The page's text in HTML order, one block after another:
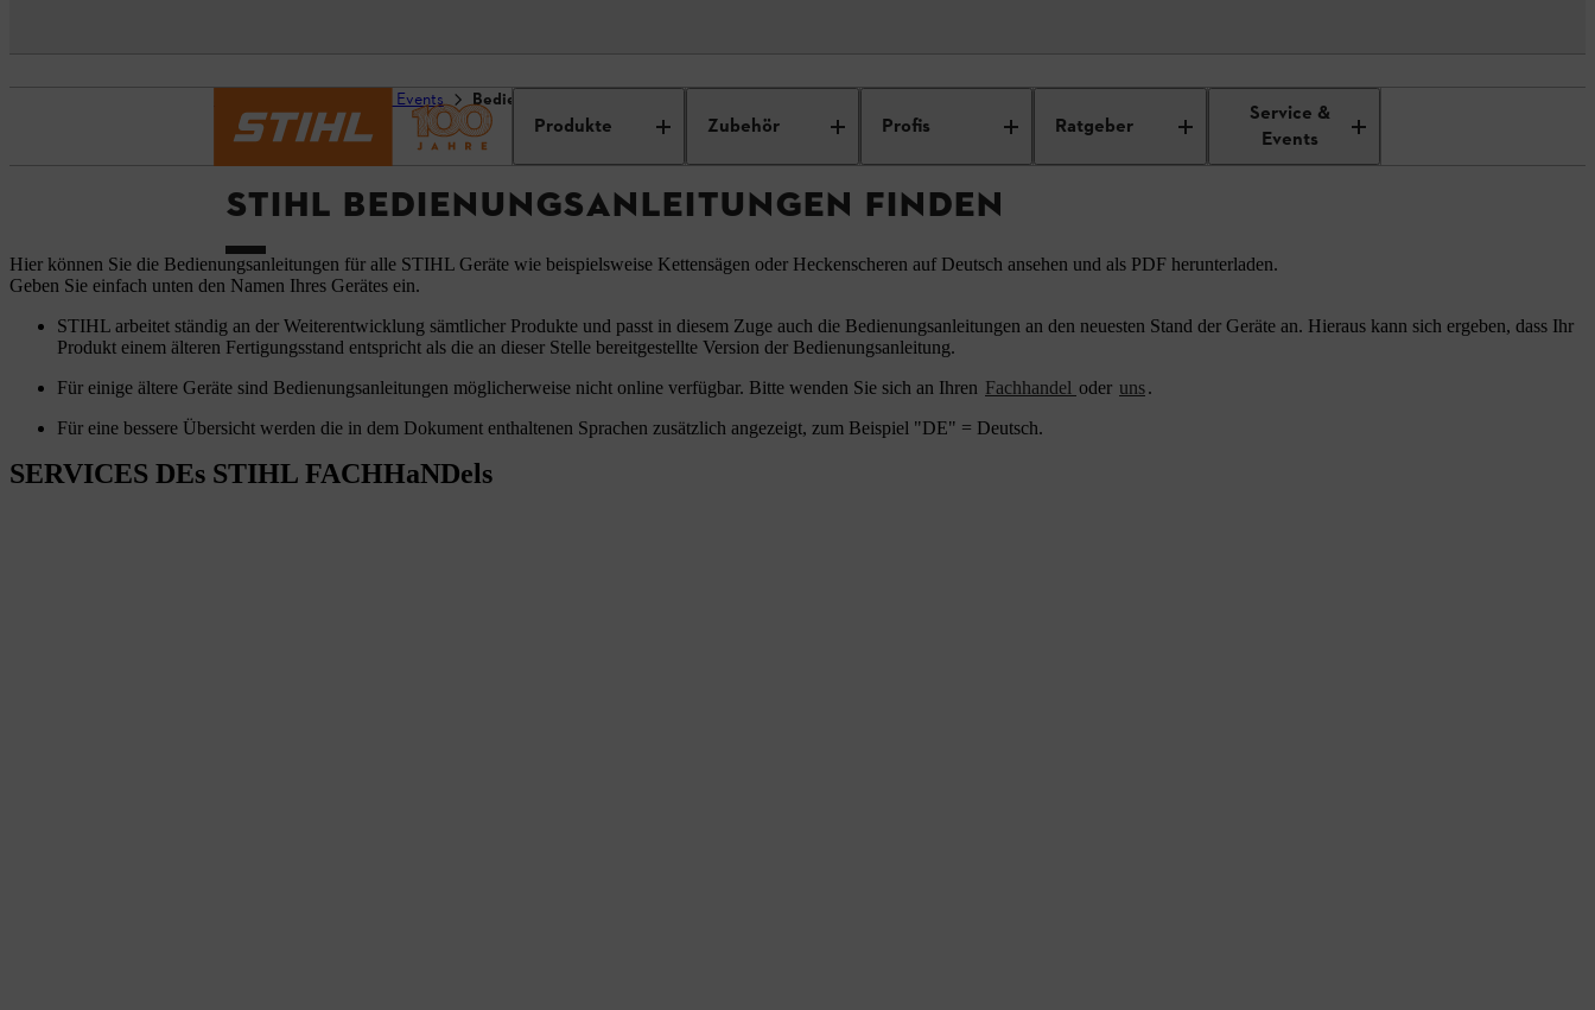
Produkte Zubehör Profis Ratgeber
Service &
Events
Service und Events Bedienungsanleitungen
STIHL BEDIENUNGSANLEITUNGEN FINDEN
Hier können Sie die Bedienungsanleitungen für alle STIHL Geräte wie beispielsweise Kettensägen oder Heckenscheren auf Deutsch ansehen und als PDF herunterladen.
Geben Sie einfach unten den Namen Ihres Gerätes ein.
STIHL arbeitet ständig an der Weiterentwicklung sämtlicher Produkte und passt in diesem Zuge auch die Bedienungsanleitungen an den neuesten Stand der Geräte an. Hieraus kann sich ergeben, dass Ihr
Produkt einem älteren Fertigungsstand entspricht als die an dieser Stelle bereitgestellte Version der Bedienungsanleitung.
Für einige ältere Geräte sind Bedienungsanleitungen möglicherweise nicht online verfügbar. Bitte wenden Sie sich an Ihren Fachhandel oder uns.
Für eine bessere Übersicht werden die in dem Dokument enthaltenen Sprachen zusätzlich angezeigt, zum Beispiel "DE" = Deutsch.
SERVICES DEs STIHL FACHHaNDels